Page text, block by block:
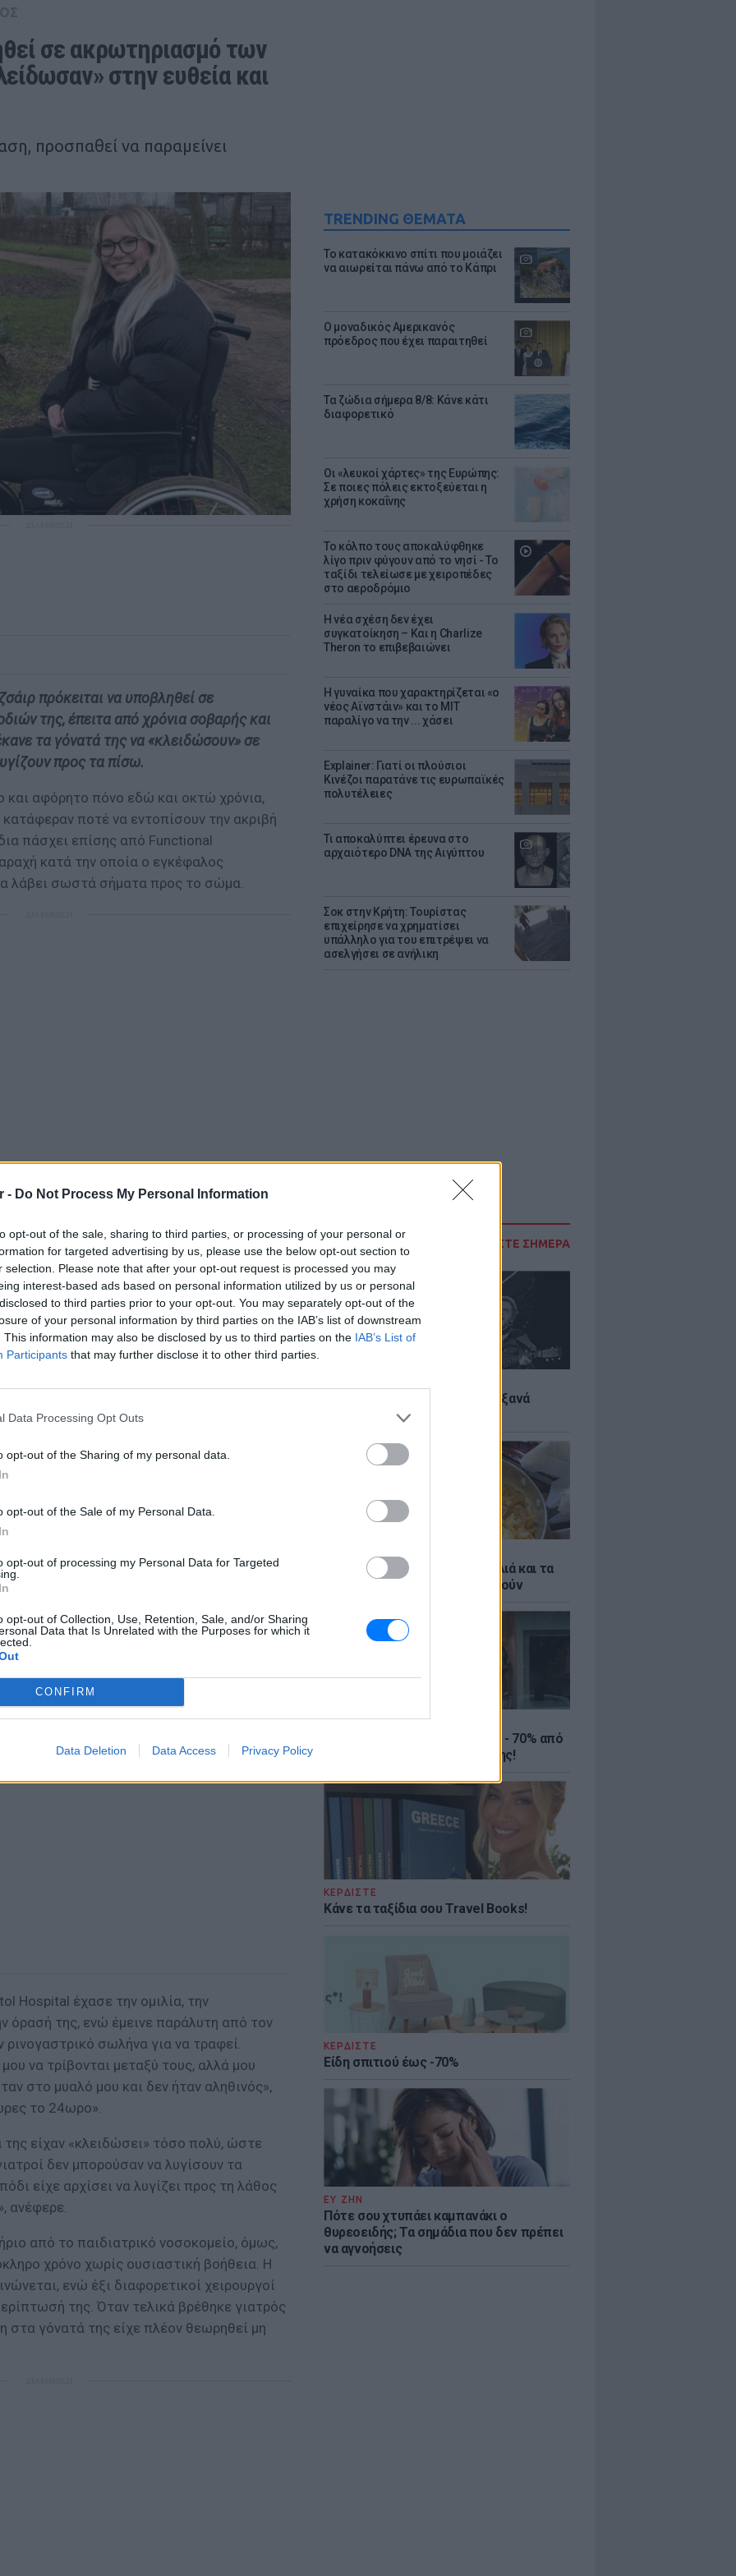
- Do Not Process My Personal Information
opt-out of the sale, sharing to third parties, or processing of your personal or
for targeted advertising by us, please use the below opt-out section to
selection. Please note that after your opt-out request is processed you may
interest-based ads based on personal information utilized by us or personal
to third parties prior to your opt-out. You may separately opt-out of the
of your personal information by third parties on the IAB’s list of downstream
This information may also be disclosed by us to third parties on the IAB’s List of
Participants that may further disclose it to other third parties.
Data Processing Opt Outs
opt-out of the Sharing of my personal data.
opt-out of the Sale of my Personal Data.
opt-out of processing my Personal Data for Targeted
opt-out of Collection, Use, Retention, Sale, and/or Sharing
Data that Is Unrelated with the Purposes for which it
CONFIRM
Data Deletion Data Access Privacy Policy
TRENDING ΘΕΜΑΤΑ
Το κατακόκκινο σπίτι που μοιάζει
να αιωρείται πάνω από το Κάπρι
Ο μοναδικός Αμερικανός
πρόεδρος που έχει παραιτηθεί
Τα ζώδια σήμερα 8/8: Κάνε κάτι
διαφορετικό
Οι «λευκοί χάρτες» της Ευρώπης:
Σε ποιες πόλεις εκτοξεύεται η
χρήση κοκαΐνης
Το κόλπο τους αποκαλύφθηκε
λίγο πριν φύγουν από το νησί - Το
ταξίδι τελείωσε με χειροπέδες
στο αεροδρόμιο
Η νέα σχέση δεν έχει
συγκατοίκηση – Και η Charlize
Theron το επιβεβαιώνει
Η γυναίκα που χαρακτηρίζεται «ο
νέος Αϊνστάιν» και το MIT
παραλίγο να την ... χάσει
Explainer: Γιατί οι πλούσιοι
Κινέζοι παρατάνε τις ευρωπαϊκές
πολυτέλειες
Τι αποκαλύπτει έρευνα στο
αρχαιότερο DNA της Αιγύπτου
Σοκ στην Κρήτη: Τουρίστας
επιχείρησε να χρηματίσει
υπάλληλο για του επιτρέψει να
ασελγήσει σε ανήλικη
ΔΙΑΒΑΣΤΕ ΣΗΜΕΡΑ
5 one-hit wonders που έγιναν ξανά
διάσημοι από… ατύχημα
Ελληνικό γιαούρτι: Μία κουταλιά και τα
scrambled eggs θα απογειωθούν
ΚΕΡΔΙΣΤΕ
Καλοκαιρινές εκπτώσεις έως - 70% από
τα μεγαλύτερα eshops ένδυσης!
ΚΕΡΔΙΣΤΕ
Κάνε τα ταξίδια σου Travel Books!
ΚΕΡΔΙΣΤΕ
Είδη σπιτιού έως -70%
ΕΥ ΖΗΝ
Πότε σου χτυπάει καμπανάκι ο
θυρεοειδής; Τα σημάδια που δεν πρέπει
να αγνοήσεις
σε ακρωτηριασμό των
στην ευθεία και
προσπαθεί να παραμείνει
πρόκειται να υποβληθεί σε
της, έπειτα από χρόνια σοβαρής και
τα γόνατά της να «κλειδώσουν» σε
προς τα πίσω.
και αφόρητο πόνο εδώ και οκτώ χρόνια,
ποτέ να εντοπίσουν την ακριβή
πάσχει επίσης από Functional
κατά την οποία ο εγκέφαλος
λάβει σωστά σήματα προς το σώμα.
για πρώτη φορά στα 13 της, όταν πέρασε
Έναν χρόνο αργότερα τα πόδια της
να λειτουργούν» και από τότε δεν
με μυαλγική
σε φυσικοθεραπείες, όμως τα πόδια
όλο και περισσότερο», είπε. «Άρχισα να
Στα 16 μου δεν μπορούσα πλέον να
χάνω την ικανότητα ομιλίας». Η νεαρή
όταν οι γιατροί φοβήθηκαν
επεισόδιο. Όπως περιγράφει, επρόκειτο
ημέρες, αλλά τελικά έμεινε
Hospital έχασε την ομιλία, την
όρασή της, ενώ έμεινε παράλυτη από τον
ρινογαστρικό σωλήνα για να τραφεί.
να τρίβονται μεταξύ τους, αλλά μου
στο μυαλό μου και δεν ήταν αληθινός»,
το 24ωρο».
είχαν «κλειδώσει» τόσο πολύ, ώστε
δεν μπορούσαν να λυγίσουν τα
είχε αρχίσει να λυγίζει προς τη λάθος
ανέφερε.
από το παιδιατρικό νοσοκομείο, όμως,
χρόνο χωρίς ουσιαστική βοήθεια. Η
ενώ έξι διαφορετικοί χειρουργοί
της. Όταν τελικά βρέθηκε γιατρός
στα γόνατά της είχε πλέον θεωρηθεί μη